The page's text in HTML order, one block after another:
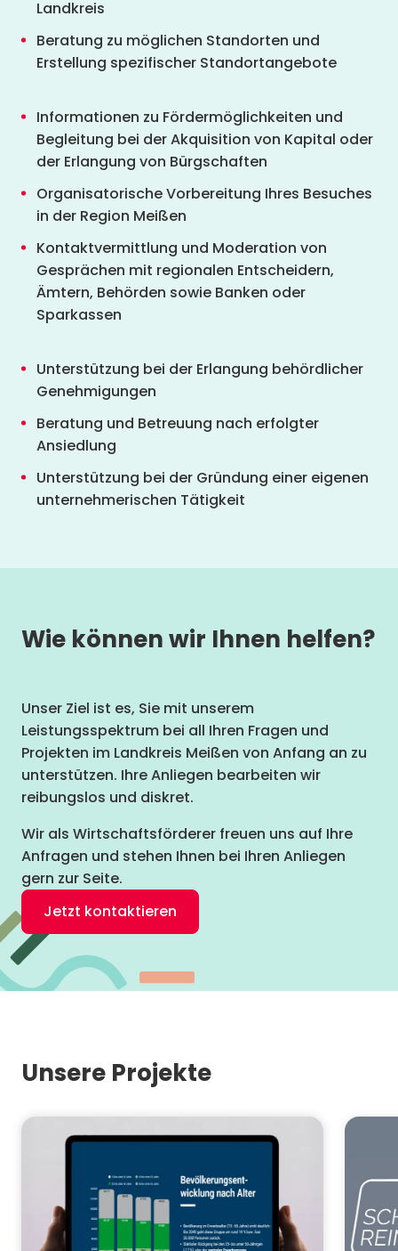
Landkreis
Beratung zu möglichen Standorten und
Erstellung spezifischer Standortangebote
Informationen zu Fördermöglichkeiten und
Begleitung bei der Akquisition von Kapital oder
der Erlangung von Bürgschaften
Organisatorische Vorbereitung Ihres Besuches
in der Region Meißen
Kontaktvermittlung und Moderation von
Gesprächen mit regionalen Entscheidern,
Ämtern, Behörden sowie Banken oder
Sparkassen
Unterstützung bei der Erlangung behördlicher
Genehmigungen
Beratung und Betreuung nach erfolgter
Ansiedlung
Unterstützung bei der Gründung einer eigenen
unternehmerischen Tätigkeit
Wie können wir Ihnen helfen?
Unser Ziel ist es, Sie mit unserem
Leistungsspektrum bei all Ihren Fragen und
Projekten im Landkreis Meißen von Anfang an zu
unterstützen. Ihre Anliegen bearbeiten wir
reibungslos und diskret.
Wir als Wirtschaftsförderer freuen uns auf Ihre
Anfragen und stehen Ihnen bei Ihren Anliegen
gern zur Seite.
Jetzt kontaktieren
Unsere Projekte